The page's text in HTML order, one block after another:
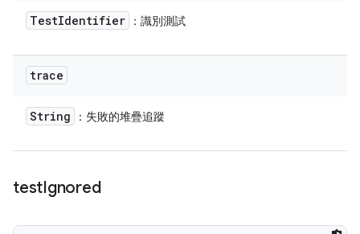
TestIdentifier ：識別測試
trace
String ：失敗的堆疊追蹤
testIgnored